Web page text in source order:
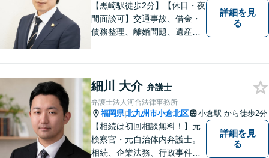
【黒崎駅徒歩2分】【休日・夜
間面談可】交通事故、借金・
債務整理、離婚問題、遺産相
と弁護士に相談してもいいの
かな」と思わず、遠慮なくご
相談ください。
詳細を見
る
細川 大介 弁護士
弁護士法人河合法律事務所
福岡県|北九州市小倉北区 小倉駅 から徒歩2分
【相続は初回相談無料！】元
検察官・元自治体内弁護士。
相続、企業法務、行政事件、
詳細を見
る